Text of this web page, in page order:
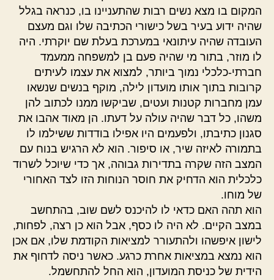
המקום בו מצא נשים רבות שהתעניינו בו, כנראה בגלל
שהיה ידוע בעיר בשל כישורי הכתיבה שלו וגם מעצם
העובדה שהיה עיתונאי במערכת בעלת שם יוקרתי. היה
לו מוזר, בתור מי שהיה פעם בן למשפחה ממעמד
חברתי-כלכלי נמוך ביותר, למצוא את עצמו לעיתים
קרובות בתוך אותו מועדון לילה, מוקף בנשים שנשאו
עמן מחברות קטנות ועטים, שביקשו ממנו לכתוב להן
משהו, כל דבר שהיה עולה על דעתו. הן מאוד אהבו את
סגנון כתיבתו, ולפעמים היו אפילו בודדות ששילמו לו
בתמורה לאיזה שיר, או סיפור. הוא לא הרגיש בנוח עם
המצב הזה שקרה בתדירות גבוהה, אך כדי שיוכל לשרוד
כלכלית הוא הדחיק את חוסר הנוחות הזו לצד האחורי
של מוחו.
הוא תהה האם כדאי לו להיכנס לשם שוב, בהתחשב
במצב הקיים. לא היה לו כסף, אבל הוא כן רצה, לפחות,
לישון איפשהו ולהתעורר למציאות הקודמת שלו, אם אכן
הוא נמצא במציאות אחרת כרגע. כאשר ניסה לדחוף את
הידית של כניסת המועדון, הוא החל להתחשמל.